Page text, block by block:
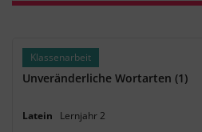
Klassenarbeit
Unveränderliche Wortarten (1)
Latein Lernjahr2